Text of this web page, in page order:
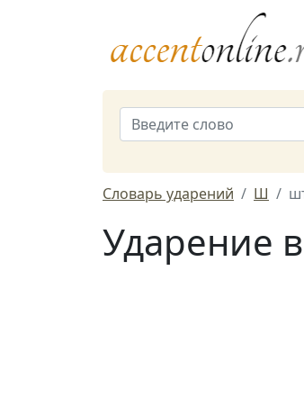
Словарь ударений Ш
Ударение